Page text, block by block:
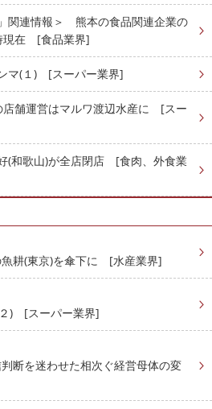
関連情報＞ 熊本の食品関連企業の
現在 [食品業界]
マ(１) [スーパー業界]
店舗運営はマルワ渡辺水産に [スー
(和歌山)が全店閉店 [食肉、外食業
魚耕(東京)を傘下に [水産業界]
) [スーパー業界]
断を迷わせた相次ぐ経営母体の変